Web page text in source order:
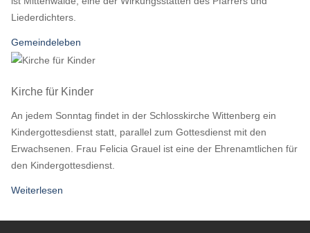
Liederdichters.
Gemeindeleben
Kirche für Kinder
An jedem Sonntag findet in der Schlosskirche Wittenberg ein
Kindergottesdienst statt, parallel zum Gottesdienst mit den
Erwachsenen. Frau Felicia Grauel ist eine der Ehrenamtlichen für
den Kindergottesdienst.
Weiterlesen